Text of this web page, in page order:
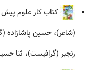
کتاب کار علوم
(شاعر)، حسین پاشازاده
رنجبر (گرافیست)، ثنا